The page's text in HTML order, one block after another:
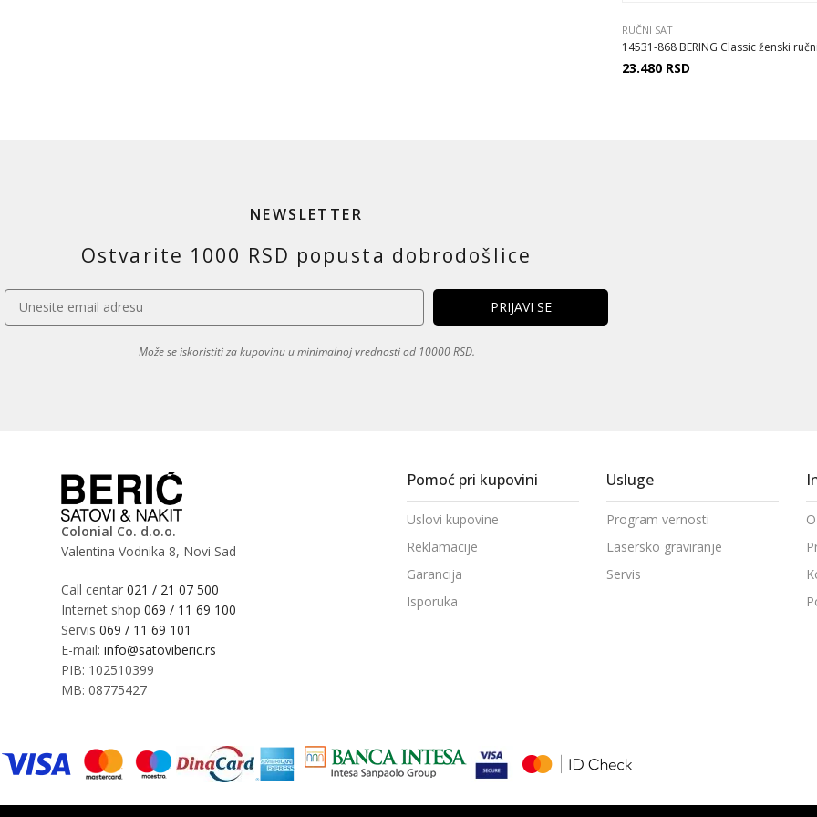
RUČNI SAT
14531-868 BERING Classic ženski
23.480 RSD
NEWSLETTER
Ostvarite 1000 RSD popusta dobrodošlice
Može se iskoristiti za kupovinu u minimalnoj vrednosti od 10000 RSD.
Colonial Co. d.o.o.
Valentina Vodnika 8, Novi Sad
Call centar021 / 21 07 500
Internet shop069 / 11 69 100
Servis069 / 11 69 101
E-mail:info@satoviberic.rs
PIB: 102510399
MB: 08775427
Pomoć pri kupovini
Uslovi kupovine
Reklamacije
Garancija
Isporuka
Usluge
Program vernosti
Lasersko graviranje
Servis